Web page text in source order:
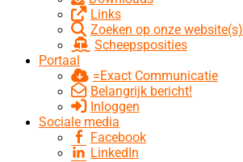
Links
Zoeken op onze website(s)
Scheepsposities
Portaal
=Exact Communicatie
Belangrijk bericht!
Inloggen
Sociale media
Facebook
LinkedIn